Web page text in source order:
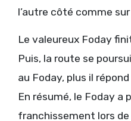
l’autre côté comme
Le valeureux Foday
Puis, la route se
au Foday, plus il
En résumé, le Foday a
franchissement lors de